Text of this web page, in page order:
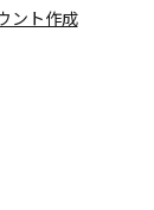
ント作成